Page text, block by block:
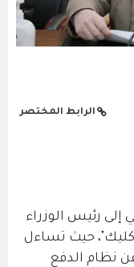
الرابط المختصر
إلى رئيس الوزراء
حيث تساءل
نظام الدفع